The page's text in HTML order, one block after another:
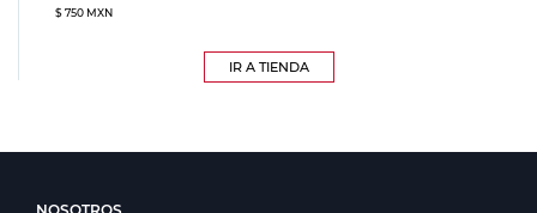
$ 750 MXN
IR A TIENDA